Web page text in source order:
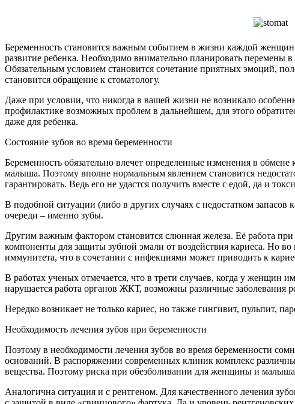
Беременность становится важным событием в жизни каждой женщин.
развитие ребенка. Необходимо внимательно планировать
Обязательным условием становится сочетание приятных эмоций,
становится обращение к стоматологу.
Даже при условии, что никогда в вашей жизни не возникало
профилактике возможных проблем в дальнейшем, для этого
даже для ребенка.
Состояние зубов во время беременности
Беременность обязательно влечет определенные изменения в
малыша. Поэтому вполне нормальным явлением становится
гарантировать. Ведь его не удастся получить вместе с едой, да и
В подобной ситуации (либо в других случаях с недостатком
очереди – именно зубы.
Другим важным фактором становится слюнная железа. Её работа
компоненты для защиты зубной эмали от воздействия кариеса. Но
иммунитета, что в сочетании с инфекциями может приводить к
В работах ученых отмечается, что в трети случаев, когда у
нарушается работа органов ЖКТ, возможны различные заболевания
Нередко возникает не только кариес, но также гингивит, пульпит,
Необходимость лечения зубов при беременности
Поэтому в необходимости лечения зубов во время беременности
оснований. В распоряжении современных клиник комплекс
вещества. Поэтому риска при обезболивании для женщины и малыша
Аналогична ситуация и с рентгеном. Для качественного лечения